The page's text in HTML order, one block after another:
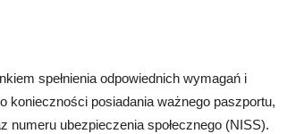
spełnienia odpowiednich wymagań i
konieczności posiadania ważnego paszportu,
ubezpieczenia społecznego (NISS).